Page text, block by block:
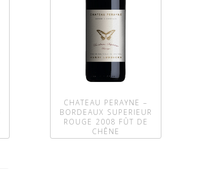
CHATEAU PERAYNE –
BORDEAUX SUPERIEUR
ROUGE 2008 FÛT DE
CHÊNE